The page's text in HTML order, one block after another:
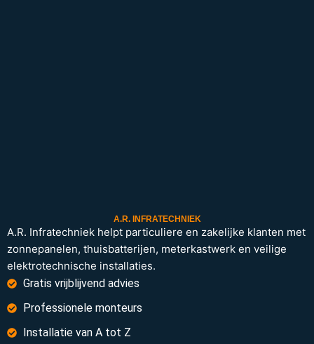
A.R. INFRATECHNIEK
A.R. Infratechniek helpt particuliere en zakelijke klanten met
zonnepanelen, thuisbatterijen, meterkastwerk en veilige
elektrotechnische installaties.
Gratis vrijblijvend advies
Professionele monteurs
Installatie van A tot Z